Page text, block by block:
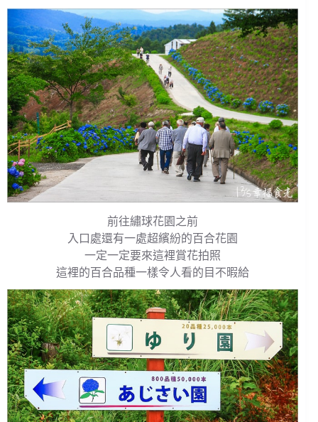
前往繡球花園之前
入口處還有一處超繽紛的百合花園
一定一定要來這裡賞花拍照
這裡的百合品種一樣令人看的目不暇給